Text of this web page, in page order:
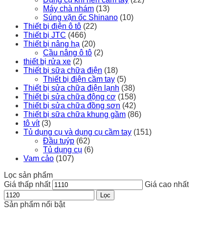
Máy chà nhám (13)
Súng vặn ốc Shinano (10)
Thiết bị điện ô tô (22)
Thiết bị JTC (466)
Thiết bị nâng hạ (20)
Cầu nâng ô tô (2)
thiết bị rửa xe (2)
Thiết bị sữa chữa điện (18)
Thiết bị điện cầm tay (5)
Thiết bị sửa chữa điện lạnh (38)
Thiết bị sửa chữa động cơ (158)
Thiết bị sửa chữa đồng sơn (42)
Thiết bị sữa chữa khung gầm (86)
tô vít (3)
Tủ dụng cụ và dụng cụ cầm tay (151)
Đầu tuýp (62)
Tủ dụng cụ (6)
Vam cảo (107)
Lọc sản phẩm
Giá thấp nhất
Giá cao nhất
Lọc
Sản phẩm nổi bật